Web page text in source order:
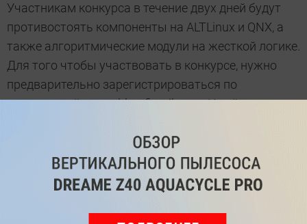
Участникам конкурса в течение двух дней будут
противостоять компоненты на ALTLinux и QNX, а
также алгоритмические модули на жесткой логике.
Для того чтобы участвовать в конкурсе, нужно
предварительно зарегистрироваться по
электронной почте hlc@fizpribor.ru. Имейте в виду,
причин. Победителям достанутся
электросамокаты и iPad, приготовлено также
много других поощрительных призов.
Онлайн-конкурс EtherHack